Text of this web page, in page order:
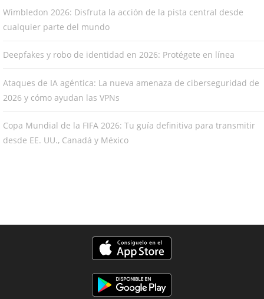
Wimbledon 2026: Disfruta la acción de la pista central desde
cualquier parte del mundo
Deepfakes y robo de identidad en 2026: Protégete en línea
Ataques de IA agéntica: La nueva amenaza de ciberseguridad de
2026 y cómo ayudan las VPNs
Copa Mundial de la FIFA 2026: Tu guía definitiva para transmitir
desde EE. UU., Canadá y México